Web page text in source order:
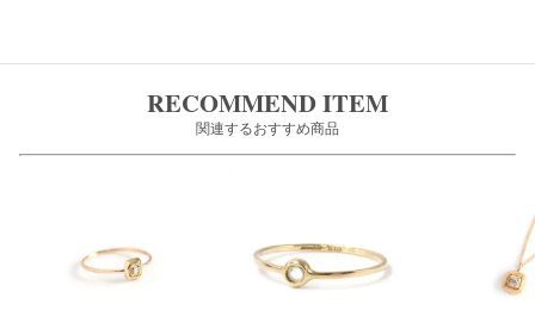
RECOMMEND ITEM
関連するおすすめ商品